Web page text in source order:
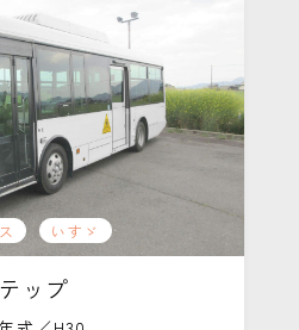
いすゞ
ップ